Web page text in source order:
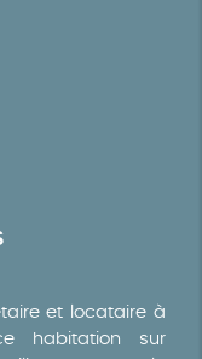
et locataire à
habitation sur